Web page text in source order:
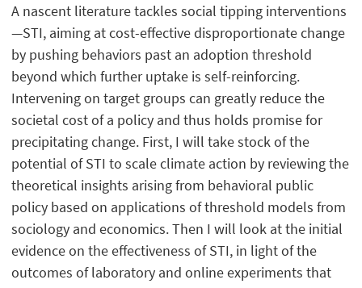
A nascent literature tackles social tipping interventions
—STI, aiming at cost-effective disproportionate change
by pushing behaviors past an adoption threshold
beyond which further uptake is self-reinforcing.
Intervening on target groups can greatly reduce the
societal cost of a policy and thus holds promise for
precipitating change. First, I will take stock of the
potential of STI to scale climate action by reviewing the
theoretical insights arising from behavioral public
policy based on applications of threshold models from
sociology and economics. Then I will look at the initial
evidence on the effectiveness of STI, in light of the
outcomes of laboratory and online experiments that